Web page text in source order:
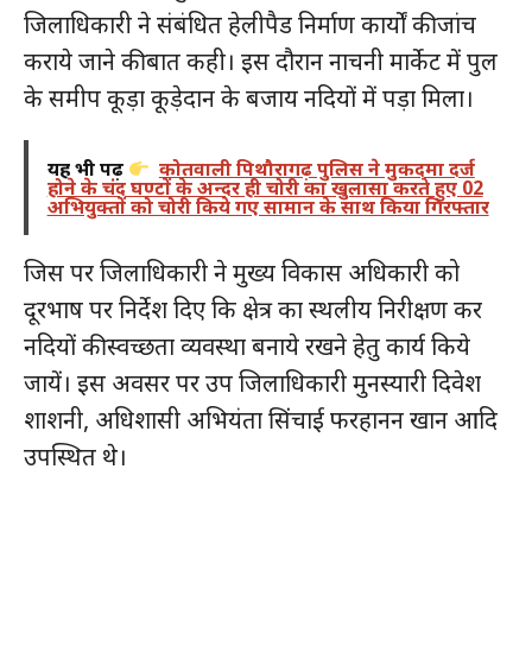
जिलाधिकारी ने संबंधित हेलीपैड निर्माण कार्यों की जांच
कराये जाने की बात कही। इस दौरान नाचनी मार्केट में पुल
के समीप कूड़ा कूड़ेदान के बजाय नदियों में पड़ा मिला।
यह भी पढ़ें कोतवाली पिथौरागढ़ पुलिस ने मुकदमा दर्ज
होने के चंद घण्टों के अन्दर ही चोरी का खुलासा करते हुए 02
अभियुक्तों को चोरी किये गए सामान के साथ किया गिरफ्तार
जिस पर जिलाधिकारी ने मुख्य विकास अधिकारी को
दूरभाष पर निर्देश दिए कि क्षेत्र का स्थलीय निरीक्षण कर
नदियों की स्वच्छता व्यवस्था बनाये रखने हेतु कार्य किये
जायें। इस अवसर पर उप जिलाधिकारी मुनस्यारी दिवेश
शाशनी, अधिशासी अभियंता सिंचाई फरहानन खान आदि
उपस्थित थे।